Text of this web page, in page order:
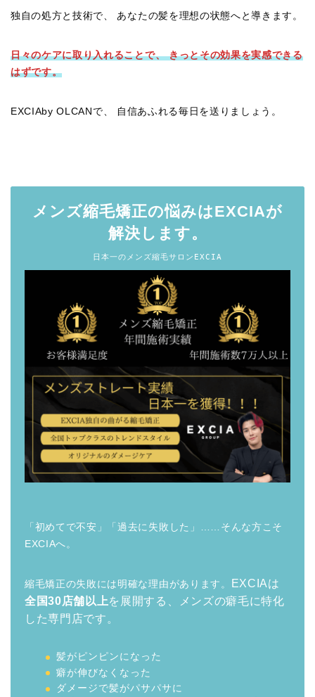
独自の処方と技術で、 あなたの髪を理想の状態へと導きます。
日々のケアに取り入れることで、 きっとその効果を実感できる
はずです。
EXCIAby OLCANで、 自信あふれる毎日を送りましょう。
メンズ縮毛矯正の悩みはEXCIAが
解決します。
日本一のメンズ縮毛サロンEXCIA
「初めてで不安」「過去に失敗した」……そんな方こそ
EXCIAへ。
縮毛矯正の失敗には明確な理由があります。
EXCIAは
全国30店舗以上を展開する、メンズの癖毛に特化
した専門店です。
髪がピンピンになった
癖が伸びなくなった
ダメージで髪がパサパサに